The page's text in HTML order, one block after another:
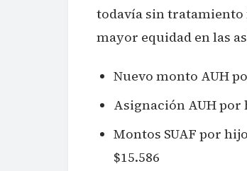
todavía sin
mayor equidad en las
Nuevo monto AUH
Asignación AUH por
Montos SUAF por
$15.586